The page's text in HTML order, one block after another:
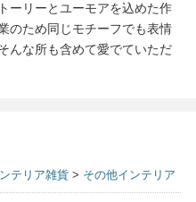
ーリーとユーモアを込めた作
のため同じモチーフでも表情
んな所も含めて愛でていただ
テリア雑貨 > その他インテリア